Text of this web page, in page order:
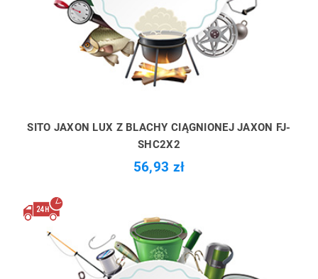
SITO JAXON LUX Z BLACHY CIĄGNIONEJ JAXON FJ-
SHC2X2
56,93 zł